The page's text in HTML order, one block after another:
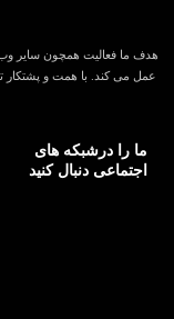
ما را درشبکه های
اجتماعی دنبال کنید